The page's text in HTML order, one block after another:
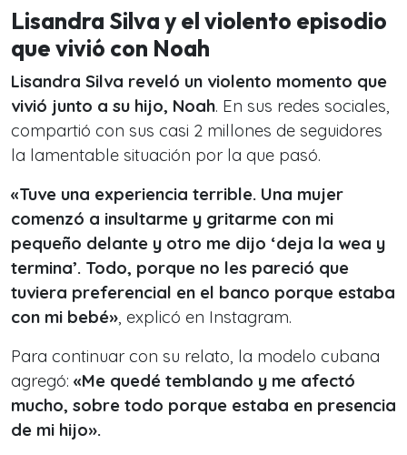
Lisandra Silva y el violento episodio
que vivió con Noah
Lisandra Silva reveló un violento momento que
vivió junto a su hijo, Noah. En sus redes sociales,
compartió con sus casi 2 millones de seguidores
la lamentable situación por la que pasó.
«Tuve una experiencia terrible. Una mujer
comenzó a insultarme y gritarme con mi
pequeño delante y otro me dijo ‘deja la wea y
termina’. Todo, porque no les pareció que
tuviera preferencial en el banco porque estaba
con mi bebé», explicó en Instagram.
Para continuar con su relato, la modelo cubana
agregó: «Me quedé temblando y me afectó
mucho, sobre todo porque estaba en presencia
de mi hijo».